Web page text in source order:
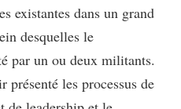
existantes dans un grand
desquelles le
par un ou deux militants.
les processus de